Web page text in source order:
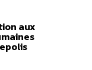
aux